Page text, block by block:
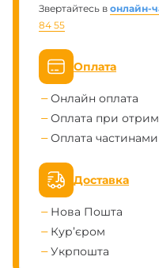
Звертайтесь в онлайн-
84 55
Оплата
Онлайн оплата
Оплата при
Оплата частинами
Доставка
Нова Пошта
Кур’єром
Укрпошта